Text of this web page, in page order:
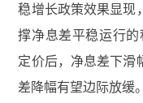
稳增长政策效果显现
撑净息差平稳运行
定价后，净息差下滑
差降幅有望边际放缓